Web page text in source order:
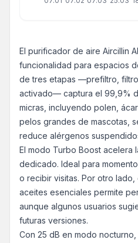
El purificador de aire Aircillin
funcionalidad para espacios
de tres etapas —prefiltro, filtro
activado— captura el 99,9%
micras, incluyendo polen,
pelos grandes de mascotas,
reduce alérgenos
El modo Turbo Boost acelera
dedicado. Ideal para
o recibir visitas. Por otro
aceites esenciales permite
aunque algunos usuarios
futuras versiones.
Con 25 dB en modo